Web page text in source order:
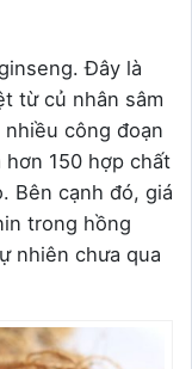
Đây là
từ củ nhân sâm
công đoạn
150 hợp chất
Bên cạnh đó, giá
trong hồng
nhiên chưa qua